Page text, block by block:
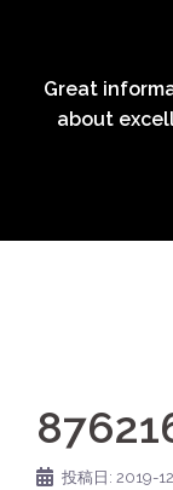
キ
Great
about
投稿日: 2019-